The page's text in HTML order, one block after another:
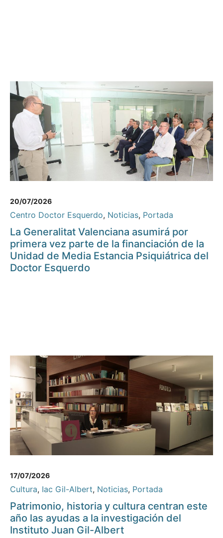
20/07/2026
Centro Doctor Esquerdo, Noticias, Portada
La Generalitat Valenciana asumirá por
primera vez parte de la financiación de la
Unidad de Media Estancia Psiquiátrica del
Doctor Esquerdo
17/07/2026
Cultura, Iac Gil-Albert, Noticias, Portada
Patrimonio, historia y cultura centran este
año las ayudas a la investigación del
Instituto Juan Gil-Albert